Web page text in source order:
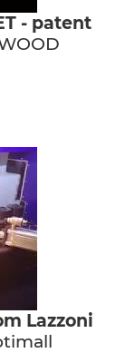
- patent
Lazzoni